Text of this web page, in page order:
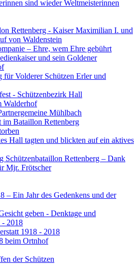
sind wieder Weltmeisterinnen
Rettenberg - Kaiser Maximilian I. und
von Waldenstein
– Ehre, wem Ehre gebührt
und sein Goldener
für Volderer Schützen Erler und
- Schützenbezirk Hall
Walderhof
Mühlbach
im Bataillon Rettenberg
Hall tagten und blickten auf ein aktives
Schützenbataillon Rettenberg – Dank
Mjr. Frötscher
– Ein Jahr des Gedenkens und der
geben - Denktage und
- 2018
1918 - 2018
beim Ortnhof
der Schützen